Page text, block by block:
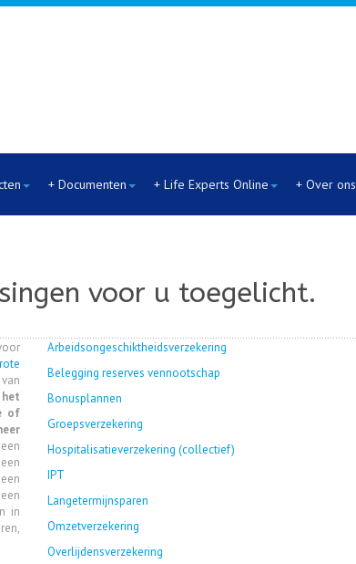
+ Documenten + Life Experts Online + Over ons
voor u toegelicht.
of
in
Arbeidsongeschiktheidsverzekering
Belegging reserves vennootschap
Bonusplannen
Groepsverzekering
Hospitalisatieverzekering (collectief)
IPT
Langetermijnsparen
Omzetverzekering
Overlijdensverzekering